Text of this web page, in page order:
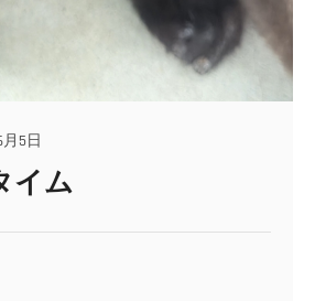
5日
イム